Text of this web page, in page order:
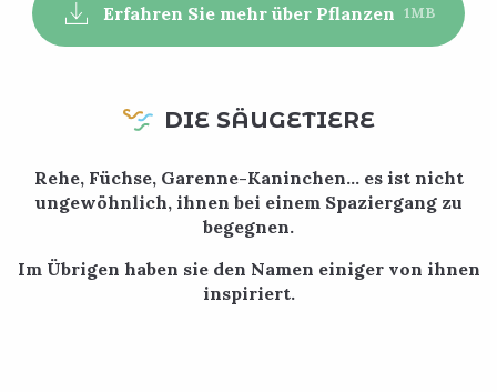
Erfahren Sie mehr über Pflanzen 1MB
DIE SÄUGETIERE
Rehe, Füchse, Garenne-Kaninchen… es ist nicht
ungewöhnlich, ihnen bei einem Spaziergang zu
begegnen.
Im Übrigen haben sie den Namen einiger von ihnen
inspiriert.